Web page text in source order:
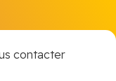
contacter